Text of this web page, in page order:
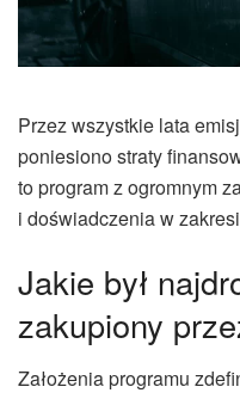
Przez wszystkie lata
poniesiono straty
to program z ogromnym
i doświadczenia w
Jakie był
zakupiony
Założenia programu